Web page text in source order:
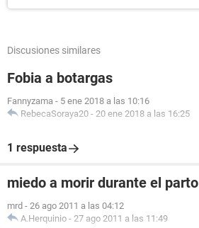
Discusiones similares
Fobia a botargas
Fannyzama - 5 ene 2018 a las 10:16
RebecaSoraya20 - 20 ene 2018 a las 16:25
1 respuesta
miedo a morir durante el parto
mrd - 26 ago 2011 a las 04:12
A.Herquinio - 27 ago 2011 a las 11:49